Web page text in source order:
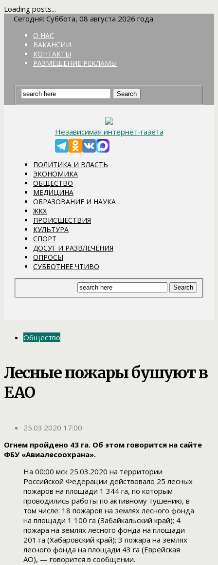
Loading posts...
Сегодня: Суббота, 08 августа 2026 года
О НАС
ВАКАНСИИ
КОНТАКТЫ
РАЗМЕЩЕНИЕ РЕКЛАМЫ
Независимая интернет-газета
ПОЛИТИКА И ВЛАСТЬ
ЭКОНОМИКА
ОБЩЕСТВО
МЕДИЦИНА
ОБРАЗОВАНИЕ И НАУКА
ЖКХ
ПРОИСШЕСТВИЯ
КУЛЬТУРА
СПОРТ
ДОСУГ И РАЗВЛЕЧЕНИЯ
ОПРОСЫ
СУББОТНЕЕ ЧТИВО
Общество
Лесные пожары бушуют в
ЕАО
25.03.2020 17:00
Огнем пройдено 43 га. Об этом говорится на сайте
ФБУ «Авиалесоохрана».
На 00:00 мск 25.03.2020 на территории
Российской Федерации действовало 25 лесных
пожаров на площади 1 344 га, по которым
проводились работы по активному тушению, в
том числе: 18 пожаров на землях лесного фонда
на площади 1 100 га (Забайкальский край); 4
пожара на землях лесного фонда на площади
201 га (Хабаровский край); 3 пожара на землях
лесного фонда на площади 43 га (Еврейская
АО), — говорится в сообщении.